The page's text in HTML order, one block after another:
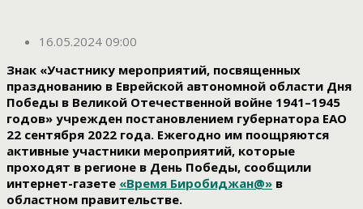
16.05.2024 09:00
Знак «Участнику мероприятий, посвященных
празднованию в Еврейской автономной области Дня
Победы в Великой Отечественной войне 1941–1945
годов» учрежден постановлением губернатора ЕАО
22 сентября 2022 года. Ежегодно им поощряются
активные участники мероприятий, которые
проходят в регионе в День Победы, сообщили
интернет-газете «Время Биробиджан@» в
областном правительстве.